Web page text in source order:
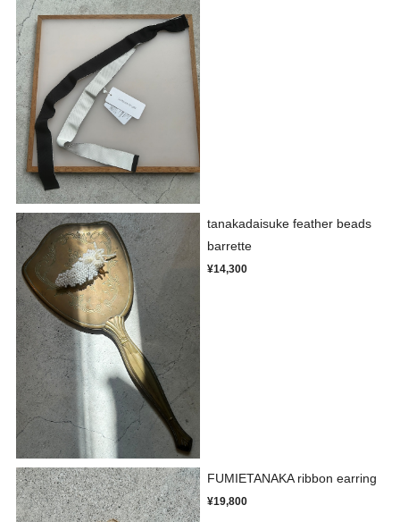
tanakadaisuke feather beads
barrette
¥14,300
FUMIETANAKA ribbon earring
¥19,800